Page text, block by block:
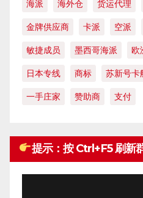
海派 海外仓 货运代理
金牌供应商 卡派 空派
敏捷成员 墨西哥海派 欧
日本专线 商标 苏新号卡
一手庄家 赞助商 支付
提示：按 Ctrl+F5 刷新